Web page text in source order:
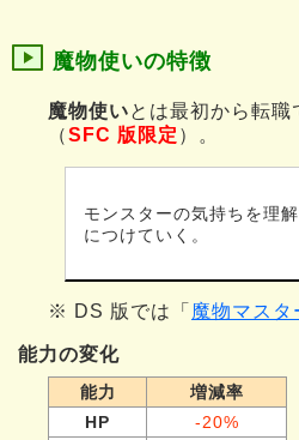
魔物使いの特徴
魔物使いとは最初から転
（SFC 版限定 ）。
モンスターの気持ちを理
につけていく。
※ DS 版では「 魔物マスタ
能力の変化
能力
増減率
HP
-20%